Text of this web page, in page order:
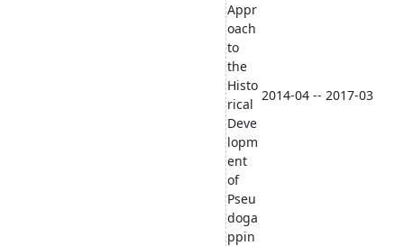
Appr
oach
to
the
Histo
rical
Deve
lopm
ent
of
Pseu
doga
ppin
2014-04 -- 2017-03